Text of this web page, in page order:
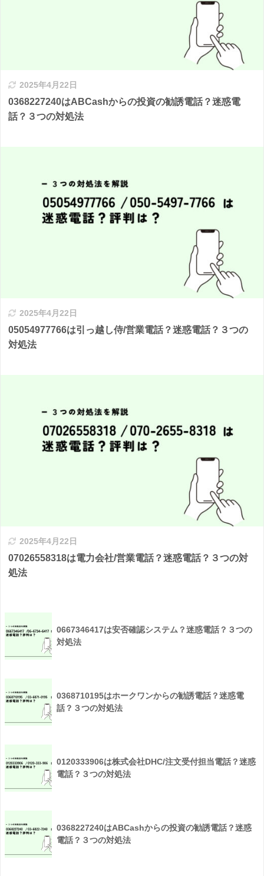
2025年4月22日
0368227240はABCashからの投資の勧誘電話？迷惑電
話？３つの対処法
2025年4月22日
05054977766は引っ越し侍/営業電話？迷惑電話？３つの
対処法
2025年4月22日
07026558318は電力会社/営業電話？迷惑電話？３つの対
処法
0667346417は安否確認システム？迷惑電話？３つの
対処法
0368710195はホークワンからの勧誘電話？迷惑電
話？３つの対処法
0120333906は株式会社DHC/注文受付担当電話？迷惑
電話？３つの対処法
0368227240はABCashからの投資の勧誘電話？迷惑
電話？３つの対処法